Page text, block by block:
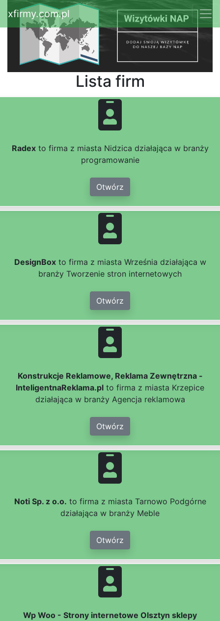
xfirmy.com.pl
Lista firm
Radexto firma z miasta Nidzica działająca w branży
programowanie
Otwórz
DesignBoxto firma z miasta Września działająca w
branży Tworzenie stron internetowych
Otwórz
Konstrukcje Reklamowe, Reklama Zewnętrzna -
InteligentnaReklama.pl to firma z miasta Krzepice
działająca w branży Agencja reklamowa
Otwórz
Noti Sp. z o.o. to firma z miasta Tarnowo Podgórne
działająca w branży Meble
Otwórz
Wp Woo - Strony internetowe Olsztyn sklepy